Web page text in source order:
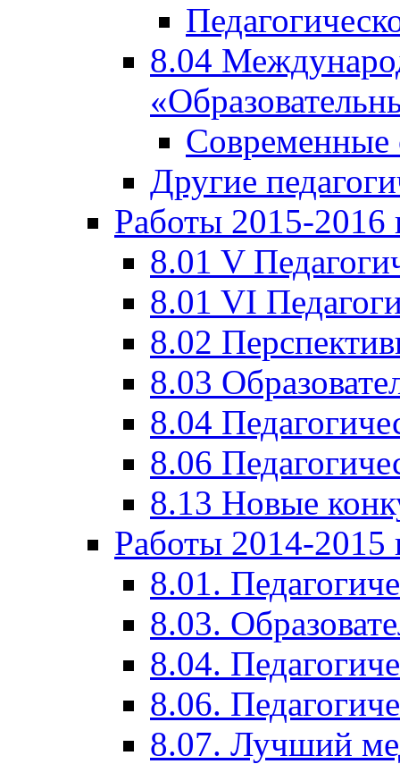
8.04
Современные
Другие
Работы 2015-2016
8.01 V
8.01 VI
8.02
8.03
8.04
8.06
8.13 Новые
Работы 2014-2015
8.01.
8.03.
8.04.
8.06.
8.07. Лучший